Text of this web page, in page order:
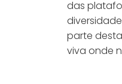
das
parte
viva onde